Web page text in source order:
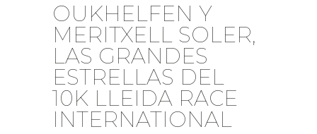
OUKHELFEN Y
MERITXELL SOLER,
LAS GRANDES
ESTRELLAS DEL
10K LLEIDA RACE
INTERNATIONAL